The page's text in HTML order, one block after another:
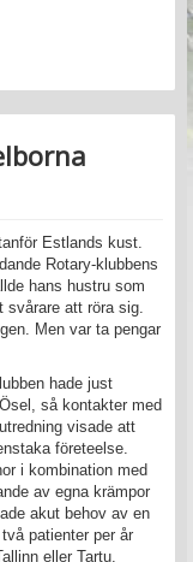
Estlands kust.
Rotary-klubbens
hans hustru som
att röra sig.
Men var ta pengar
hade just
så kontakter med
visade att
företeelse.
i kombination med
av egna krämpor
akut behov av en
patienter per år
eller Tartu.